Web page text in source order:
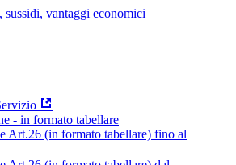
vantaggi economici
- in formato tabellare
Art.26 (in formato tabellare) fino al